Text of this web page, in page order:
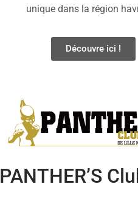
unique dans la région
Découvre ici !
PANTHER’S